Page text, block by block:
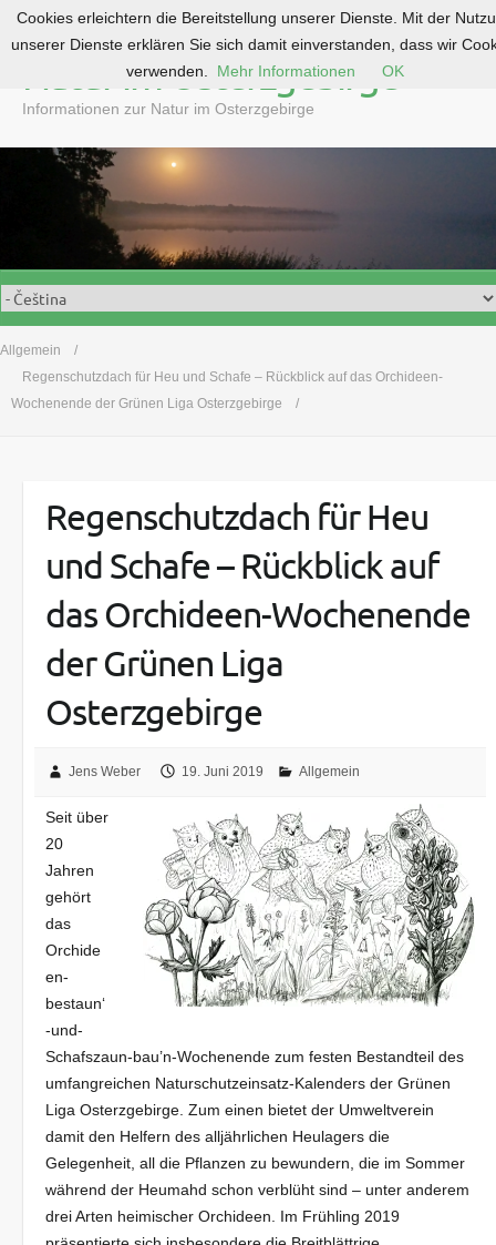
o
e
n
Natur im Osterzgebirge
Informationen zur Natur im Osterzgebirge
Allgemein
Regenschutzdach für Heu und Schafe – Rückblick auf das Orchideen-
Wochenende der Grünen Liga Osterzgebirge
Regenschutzdach für Heu
und Schafe – Rückblick auf
das Orchideen-Wochenende
der Grünen Liga
Osterzgebirge
Jens Weber 19. Juni 2019 Allgemein
Seit über
20
Jahren
gehört
das
Orchide
en-
bestaun‘
-und-
Schafszaun-bau’n-Wochenende zum festen Bestandteil des
umfangreichen Naturschutzeinsatz-Kalenders der Grünen
Liga Osterzgebirge. Zum einen bietet der Umweltverein
damit den Helfern des alljährlichen Heulagers die
Gelegenheit, all die Pflanzen zu bewundern, die im Sommer
während der Heumahd schon verblüht sind – unter anderem
drei Arten heimischer Orchideen. Im Frühling 2019
Cookies erleichtern die Bereitstellung unserer Dienste. Mit der
unserer Dienste erklären Sie sich damit einverstanden, dass wir
verwenden.
Mehr Informationen OK